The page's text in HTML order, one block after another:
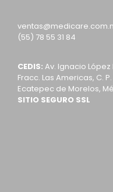
(55) 78 55 31 84
CEDIS: Av. Ignacio López
Fracc. Las Americas, C.
Ecatepec de Morelos,
SITIO SEGURO SSL